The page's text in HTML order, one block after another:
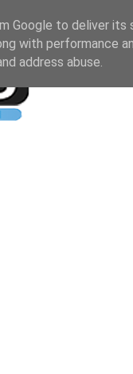
Google to deliver its
with performance
address abuse.